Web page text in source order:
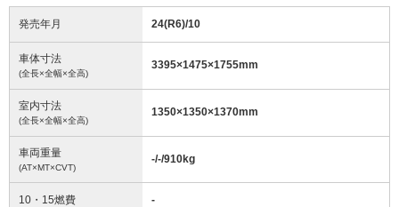
発売年月 24(R6)/10
車体寸法
(全長×全幅×全高)
3395×1475×1755mm
室内寸法
(全長×全幅×全高)
1350×1350×1370mm
車両重量
(AT×MT×CVT)
-/-/910kg
10・15燃費 -